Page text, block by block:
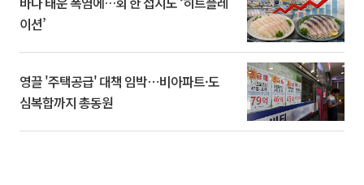
이션’
영끌 '주택공급' 대책 임박⋯비아파트·도
심복합까지 총동원